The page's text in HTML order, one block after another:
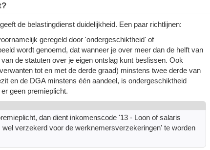
de belastingdienst duidelijkheid. Een paar richtlijnen:
geregeld door 'ondergeschiktheid' of
wordt genoemd, dat wanneer je over meer dan de helft van
de statuten over je eigen ontslag kunt beslissen. Ook
tot en met de derde graad) minstens twee derde van
en de DGA minstens één aandeel, is ondergeschiktheid
geen premieplicht.
dan dient inkomenscode '13 - Loon of salaris
verzekerd voor de werknemersverzekeringen' te worden